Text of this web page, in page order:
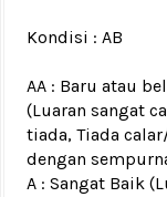
Kondisi : AB
AA : Baru atau
(Luaran sangat
tiada, Tiada
dengan
A : Sangat Baik